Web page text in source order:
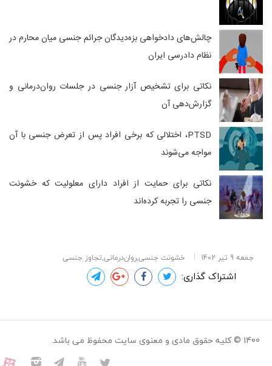
چالش‌های دادخواهی بزه‌دیدگان جرائم جنسی میان محارم در
نظام دادرسی ایران
نکاتی برای تشخیص آزار جنسی در جلسات روان‌درمانی و
گزارش‌دهی آن
PTSD، اختلالی که برخی افراد پس از تعرض جنسی با آن
مواجه می‌شوند
نکاتی برای حمایت از افراد دارای معلولیت که خشونت
جنسی را تجربه کرده‌اند
جمعه 9 تیر 1402 خشونت جنسی,روان‌درمانی,تجاوز جنسی
اشتراک گذاری:
1400 © کلیه حقوق مادی و معنوی سایت محفوظ می باشد.